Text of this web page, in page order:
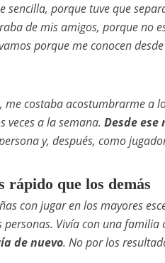
sencilla, porque tuve que
de mis amigos, porque no
porque me conocen
me costaba acostumbrarme a
veces a la semana. Desde ese
y, después, como
rápido que los demás
con jugar en los mayores
personas. Vivía con una
de nuevo. No por los